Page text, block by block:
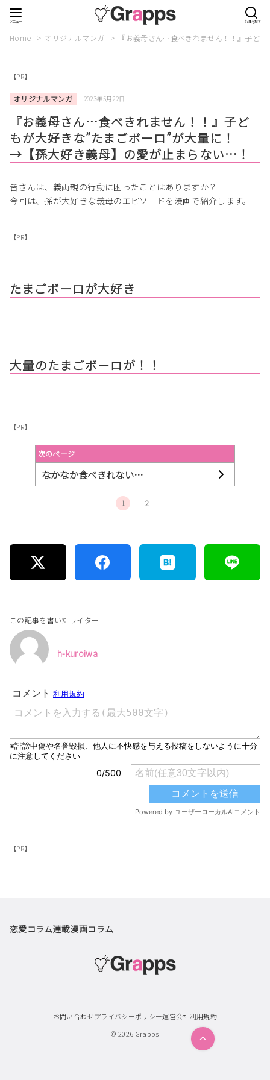
Home オリジナルマンガ 『お義母さん…食べきれません！！』子ど
【PR】
オリジナルマンガ 2023年5月22日
『お義母さん…食べきれません！！』子ど
もが大好きな”たまごボーロ”が大量に！
→【孫大好き義母】の愛が止まらない…！
皆さんは、義両親の行動に困ったことはありますか？
今回は、孫が大好きな義母のエピソードを漫画で紹介します。
【PR】
たまごボーロが大好き
大量のたまごボーロが！！
【PR】
次のページ
なかなか食べきれない…
1 2
この記事を書いたライター
h-kuroiwa
【PR】
恋愛コラム連載漫画コラム
お問い合わせプライバシーポリシー運営会社利用規約
© 2026 Grapps